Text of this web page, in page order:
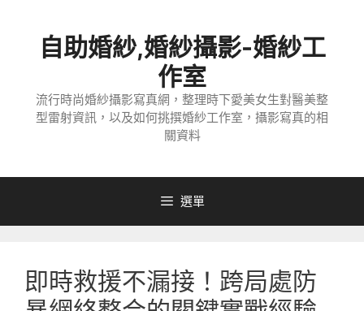
自助婚紗,婚紗攝影-婚紗工
作室
流行時尚婚紗攝影寫真網，整理時下愛美女生對醫美整
型雷射資訊，以及如何挑撰婚紗工作室，攝影寫真的相
關資料
選單
即時救援不漏接！跨局處防